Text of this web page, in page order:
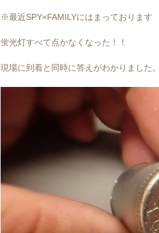
※最近SPY×FAMILYにはまっております
蛍光灯すべて点かなくなった！！
現場に到着と同時に答えがわかりました。